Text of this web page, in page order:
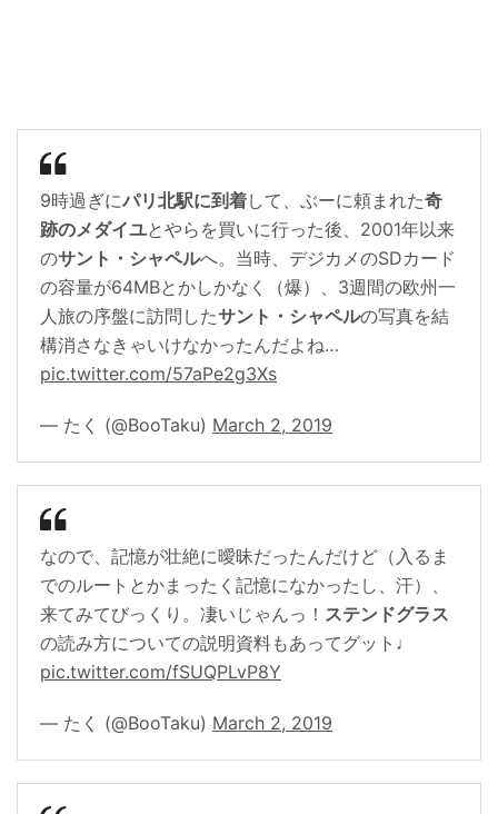
9時過ぎにパリ北駅に到着して、ぶーに頼まれた奇
跡のメダイユとやらを買いに行った後、2001年以来
のサント・シャペルへ。当時、デジカメのSDカード
の容量が64MBとかしかなく（爆）、3週間の欧州一
人旅の序盤に訪問したサント・シャペルの写真を結
構消さなきゃいけなかったんだよね…
pic.twitter.com/57aPe2g3Xs
— たく (@BooTaku) March 2, 2019
なので、記憶が壮絶に曖昧だったんだけど（入るま
でのルートとかまったく記憶になかったし、汗）、
来てみてびっくり。凄いじゃんっ！ ステンドグラス
の読み方についての説明資料もあってグット♩
pic.twitter.com/fSUQPLvP8Y
— たく (@BooTaku) March 2, 2019